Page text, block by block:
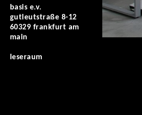
basis e.v.
gutleutstraße 8-12
60329 frankfurt am
main
leseraum